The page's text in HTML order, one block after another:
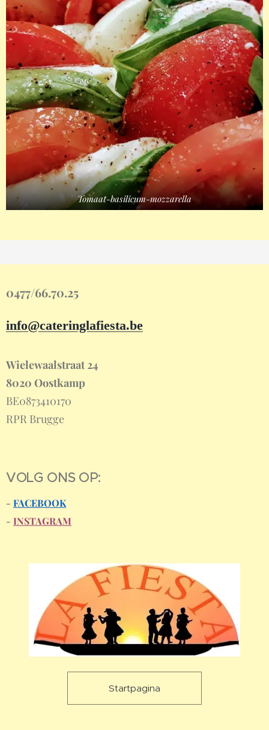
Tomaat-basilicum-mozzarella
0477/66.70.25
info@cateringlafiesta.be
Wielewaalstraat 24
8020 Oostkamp
BE0873410170
RPR Brugge
VOLG ONS OP:
- FACEBOOK
- INSTAGRAM
Startpagina